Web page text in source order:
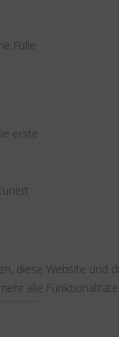
Fülle
erste
diese Website und
alle